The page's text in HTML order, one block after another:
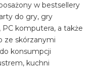
w bestsellery
do gry, gry
komputera, a także
ze skórzanymi
konsumpcji
kuchni